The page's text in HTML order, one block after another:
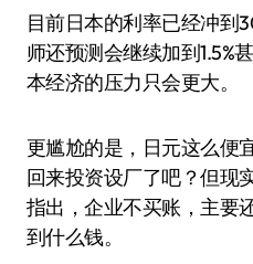
目前日本的利率已经冲到
师还预测会继续加到1.5%
本经济的压力只会更大。
更尴尬的是，日元这么便
回来投资设厂了吧？但现
指出，企业不买账，主要
到什么钱。